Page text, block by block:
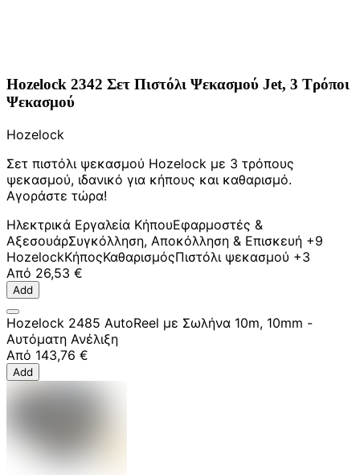
Hozelock 2342 Σετ Πιστόλι Ψεκασμού Jet, 3 Τρόποι
Ψεκασμού
Hozelock
Σετ πιστόλι ψεκασμού Hozelock με 3 τρόπους
ψεκασμού, ιδανικό για κήπους και καθαρισμό.
Αγοράστε τώρα!
Ηλεκτρικά Εργαλεία ΚήπουΕφαρμοστές &
ΑξεσουάρΣυγκόλληση, Αποκόλληση & Επισκευή +9
HozelockΚήποςΚαθαρισμόςΠιστόλι ψεκασμού +3
Από 26,53 €
Add
Hozelock 2485 AutoReel με Σωλήνα 10m, 10mm -
Αυτόματη Ανέλιξη
Από 143,76 €
Add